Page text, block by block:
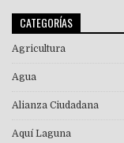
CATEGORÍAS
Agricultura
Agua
Alianza Ciudadana
Aquí Laguna